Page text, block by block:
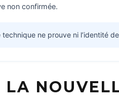
non confirmée.
technique ne prouve ni l’identité
LA